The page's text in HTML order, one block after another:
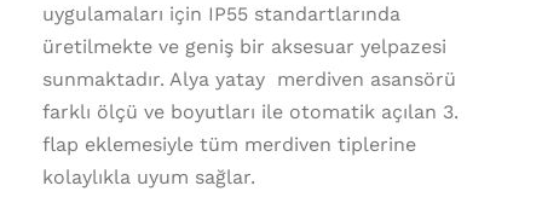
uygulamaları için IP55 standartlarında
üretilmekte ve geniş bir aksesuar yelpazesi
sunmaktadır. Alya yatay merdiven asansörü
farklı ölçü ve boyutları ile otomatik açılan 3.
flap eklemesiyle tüm merdiven tiplerine
kolaylıkla uyum sağlar.